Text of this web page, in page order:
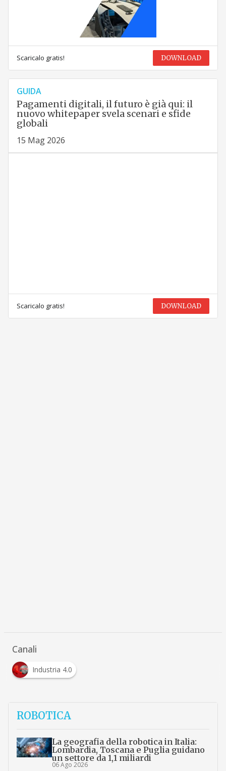
Scaricalo gratis! DOWNLOAD
GUIDA
Pagamenti digitali, il futuro è già qui: il
nuovo whitepaper svela scenari e sfide
globali
15 Mag 2026
Scaricalo gratis! DOWNLOAD
Canali
Industria 4.0
ROBOTICA
La geografia della robotica in Italia:
Lombardia, Toscana e Puglia guidano
un settore da 1,1 miliardi
06 Ago 2026